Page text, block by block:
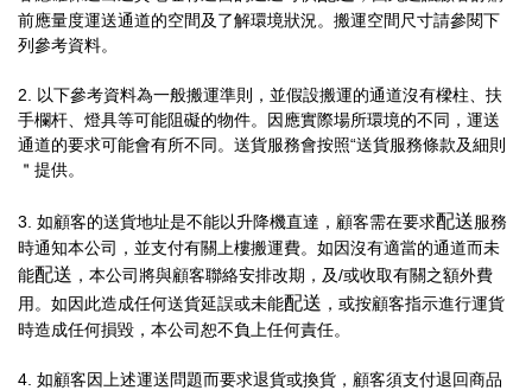
前應量度運送通道的空間及了解環境狀況。搬運空間尺寸請參閱下
列參考資料。
2. 以下參考資料為一般搬運準則，並假設搬運的通道沒有樑柱、扶
手欄杆、燈具等可能阻礙的物件。因應實際場所環境的不同，運送
通道的要求可能會有所不同。送貨服務會按照“送貨服務條款及細則
＂提供。
3. 如顧客的送貨地址是不能以升降機直達，顧客需在要求配送服務
時通知本公司，並支付有關上樓搬運費。如因沒有適當的通道而未
能配送 ，本公司將與顧客聯絡安排改期，及/或收取有關之額外費
用。如因此造成任何送貨延誤或未能配送 ，或按顧客指示進行運貨
時造成任何損毀，本公司恕不負上任何責任。
4. 如顧客因上述運送問題而要求退貨或換貨，顧客須支付退回商品